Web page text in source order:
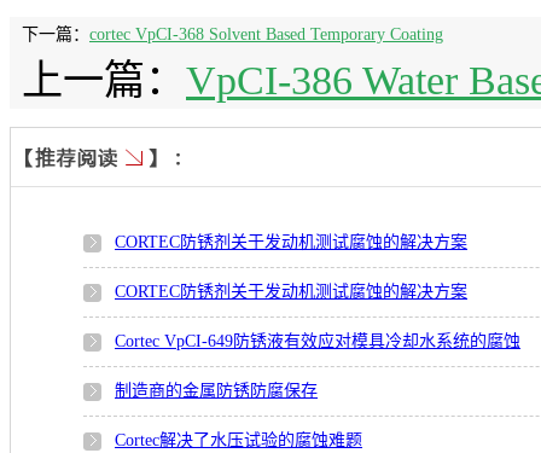
下一篇： cortec VpCI-368 Solvent Based Temporary Coating
上一篇： VpCI-386 Water
CORTEC防锈剂关于发动机测试腐蚀的解决方案
CORTEC防锈剂关于发动机测试腐蚀的解决方案
Cortec VpCI-649防锈液有效应对模具冷却水系统的腐蚀
制造商的金属防锈防腐保存
Cortec解决了水压试验的腐蚀难题